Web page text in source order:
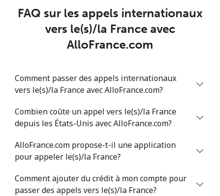
Mobile ⁦33.9¢⁩ 14 min pour ⁦$5⁩ ⁦11¢⁩
FAQ sur les appels internationaux
vers le(s)/la France avec
AlloFrance.com
Comment passer des appels internationaux
vers le(s)/la France avec AlloFrance.com?
Combien coûte un appel vers le(s)/la France
depuis les États-Unis avec AlloFrance.com?
AlloFrance.com propose-t-il une application
pour appeler le(s)/la France?
Comment ajouter du crédit à mon compte pour
passer des appels vers le(s)/la France?